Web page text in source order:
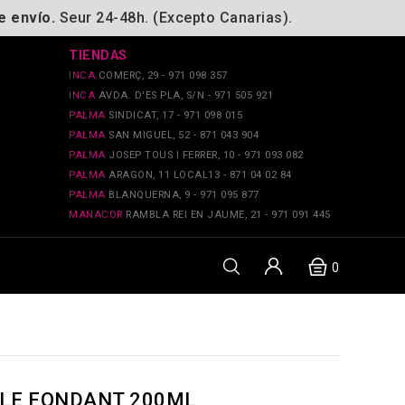
envío. Seur 24-48h. (Excepto Canarias).
TIENDAS
INCA COMERÇ, 29 - 971 098 357
INCA AVDA. D'ES PLA, S/N - 971 505 921
PALMA SINDICAT, 17 - 971 098 015
PALMA SAN MIGUEL, 52 - 871 043 904
PALMA JOSEP TOUS I FERRER, 10 - 971 093 082
PALMA ARAGON, 11 LOCAL13 - 871 04 02 84
PALMA BLANQUERNA, 9 - 971 095 877
MANACOR RAMBLA REI EN JAUME, 21 - 971 091 445
0
FONDANT 200ML